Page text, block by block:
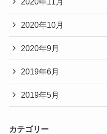
2020年10月
2020年9月
2019年6月
2019年5月
カテゴリー